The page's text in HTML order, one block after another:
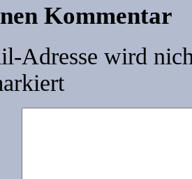
Kommentar
Adresse wird